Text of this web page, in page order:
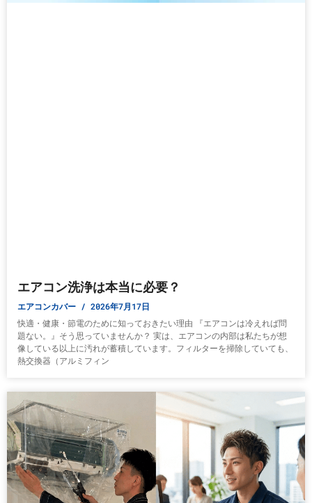
エアコン洗浄は本当に必要？
エアコンカバー 2026年7月17日
快適・健康・節電のために知っておきたい理由 『エアコンは冷えれば問
題ない。』そう思っていませんか？ 実は、エアコンの内部は私たちが想
像している以上に汚れが蓄積しています。フィルターを掃除していても、
熱交換器（アルミフィン